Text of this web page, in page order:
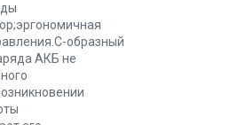
образный
АКБ не